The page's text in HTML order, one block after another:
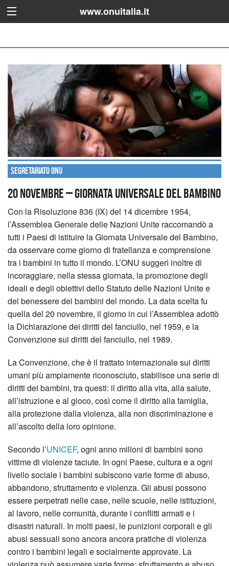
www.onuitalia.it
Segretariato ONU
20 NOVEMBRE – GIORNATA UNIVERSALE DEL BAMBINO
Con la Risoluzione 836 (IX) del 14 dicembre 1954,
l’Assemblea Generale delle Nazioni Unite raccomandò a
tutti i Paesi di istituire la Giornata Universale del Bambino,
da osservare come giorno di fratellanza e comprensione
tra i bambini in tutto il mondo. L’ONU suggerì inoltre di
incoraggiare, nella stessa giornata, la promozione degli
ideali e degli obiettivi dello Statuto delle Nazioni Unite e
del benessere dei bambini del mondo. La data scelta fu
quella del 20 novembre, il giorno in cui l’Assemblea adottò
la Dichiarazione dei diritti del fanciullo, nel 1959, e la
Convenzione sui diritti del fanciullo, nel 1989.
La Convenzione, che è il trattato internazionale sui diritti
umani più ampiamente riconosciuto, stabilisce una serie di
diritti dei bambini, tra questi: il diritto alla vita, alla salute,
all’istruzione e al gioco, così come il diritto alla famiglia,
alla protezione dalla violenza, alla non discriminazione e
all’ascolto della loro opinione.
Secondo l’UNICEF, ogni anno milioni di bambini sono
vittime di violenze taciute. In ogni Paese, cultura e a ogni
livello sociale i bambini subiscono varie forme di abuso,
abbandono, sfruttamento e violenza. Gli abusi possono
essere perpetrati nelle case, nelle scuole, nelle istituzioni,
al lavoro, nelle comunità, durante i conflitti armati e i
disastri naturali. In molti paesi, le punizioni corporali e gli
abusi sessuali sono ancora ancora pratiche di violenza
contro i bambini legali e socialmente approvate. La